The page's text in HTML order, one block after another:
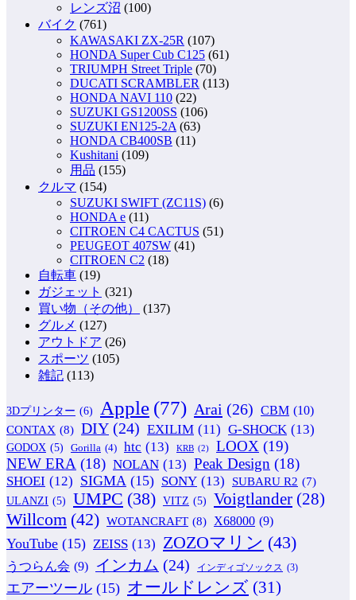
レンズ沼 (100)
バイク (761)
KAWASAKI ZX-25R (107)
HONDA Super Cub C125 (61)
TRIUMPH Street Triple (70)
DUCATI SCRAMBLER (113)
HONDA NAVI 110 (22)
SUZUKI GS1200SS (106)
SUZUKI EN125-2A (63)
HONDA CB400SB (11)
Kushitani (109)
用品 (155)
クルマ (154)
SUZUKI SWIFT (ZC11S) (6)
HONDA e (11)
CITROEN C4 CACTUS (51)
PEUGEOT 407SW (41)
CITROEN C2 (18)
自転車 (19)
ガジェット (321)
買い物（その他）
(137)
グルメ (127)
アウトドア (26)
スポーツ (105)
雑記 (113)
3Dプリンター (6) Apple (77) Arai (26) CBM (10)
CONTAX (8) DIY (24) EXILIM (11) G-SHOCK (13)
GODOX (5) Gorilla (4) htc (13) KRB (2) LOOX (19)
NEW ERA (18) NOLAN (13) Peak Design (18)
SHOEI (12) SIGMA (15) SONY (13) SUBARU R2 (7)
ULANZI (5) UMPC (38) VITZ (5) Voigtlander (28)
Willcom (42) WOTANCRAFT (8) X68000 (9)
YouTube (15) ZEISS (13) ZOZOマリン (43)
うつらん会 (9) インカム (24) インディゴソックス (3)
エアーツール (15) オールドレンズ (31)